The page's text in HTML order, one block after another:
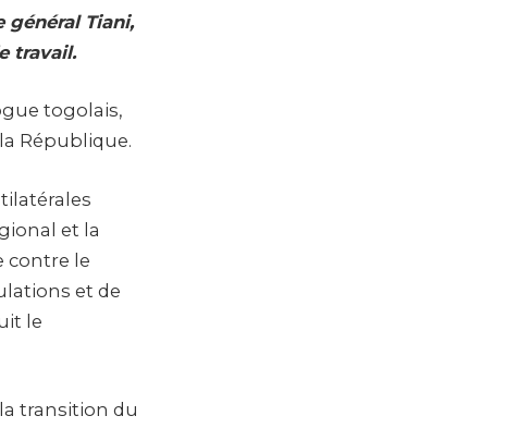
général Tiani,
travail.
togolais,
République.
et la
contre le
et de
le
transition du